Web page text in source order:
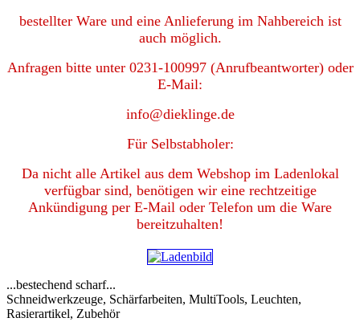
bestellter Ware und eine Anlieferung im Nahbereich ist
auch möglich.
Anfragen bitte unter 0231-100997 (Anrufbeantworter) oder
E-Mail:
info@dieklinge.de
Für Selbstabholer:
Da nicht alle Artikel aus dem Webshop im Ladenlokal
verfügbar sind, benötigen wir eine rechtzeitige
Ankündigung per E-Mail oder Telefon um die Ware
bereitzuhalten!
...bestechend scharf...
Schneidwerkzeuge, Schärfarbeiten, MultiTools, Leuchten,
Rasierartikel, Zubehör